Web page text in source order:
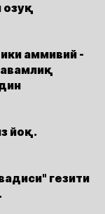
озуқ
аммивий -
йоқ.
гезити